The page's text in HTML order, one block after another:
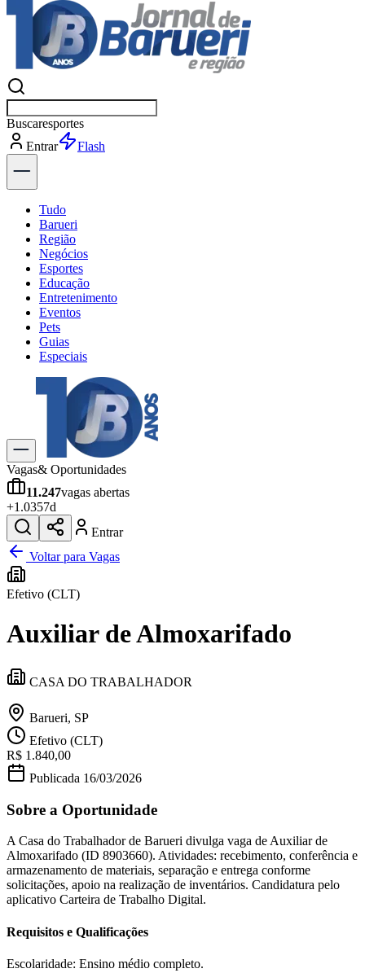
Buscarpol
Entrar
Flash
Tudo
Barueri
Região
Negócios
Esportes
Educação
Entretenimento
Eventos
Pets
Guias
Especiais
Explore Tudo
Últimas Notícias
Previsão do Tempo
Trânsito e Rotas
Dia a Dia & Lazer
Gastronomia
Cinema & Shows
Jogos
Novo
Para Sua Empresa
Cadastrar Empresa
Publicidade Legal
Esportes
Segurança
Cultura
Meio Ambiente
Obras
Educação
Selecione sua regiãoPara notícias da sua região
AldeiaAldeia da SerraAldeia de Barueri AlphavilleBairro
JubranBelvalBethavilleBoa
VistaCalifórniaCarapicuíbaCentroChácaras Marco
MilitarItapevi JandiraJardim Audir
EsperançaJardim GrazielaJardim Iracema
Vagas& Oportunidades
11.247vagas abertas
+1.0357d
Entrar
Voltar para Vagas
Efetivo (CLT)
Auxiliar de Almoxarifado
CASA DO TRABALHADOR
Barueri, SP
Efetivo (CLT)
R$ 1.840,00
Publicada 16/03/2026
Sobre a Oportunidade
A Casa do Trabalhador de Barueri divulga vaga de Auxiliar de
Almoxarifado (ID 8903660). Atividades: recebimento, conferência e
armazenamento de materiais, separação e entrega conforme
solicitações, apoio na realização de inventários. Candidatura pelo
aplicativo Carteira de Trabalho Digital.
Requisitos e Qualificações
Escolaridade: Ensino médio completo.